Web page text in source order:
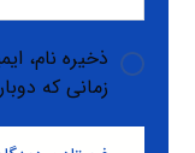
ذخیره نام،
زمانی که